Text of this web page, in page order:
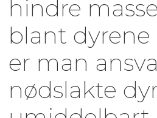
hindre
blant dyrene
er man
nødslakte